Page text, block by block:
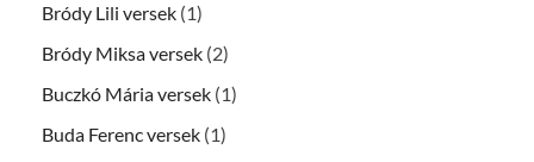
Bródy Lili versek (1)
Bródy Miksa versek (2)
Buczkó Mária versek (1)
Buda Ferenc versek (1)